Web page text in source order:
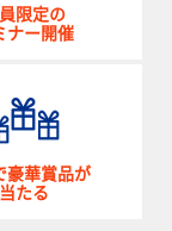
限定の
ナー開催
豪華賞品が
当たる